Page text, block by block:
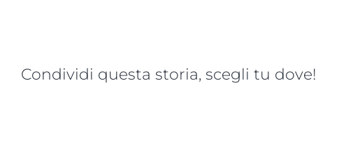
Condividi questa storia, scegli tu dove!